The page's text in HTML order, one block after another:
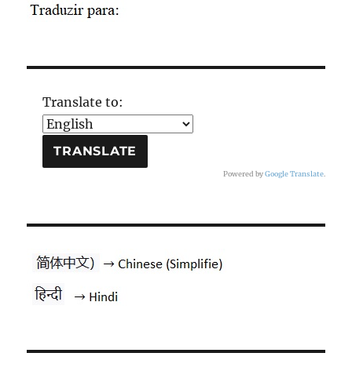
Translate to:
Powered byGoogle Translate.